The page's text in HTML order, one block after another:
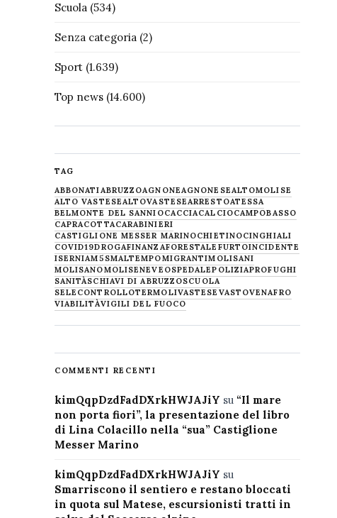
Scuola(534)
Senza categoria(2)
Sport(1.639)
Top news(14.600)
TAG
ABBONATIABRUZZOAGNONEAGNONESEALTOMOLISE
ALTO VASTESEALTOVASTESEARRESTOATESSA
BELMONTE DEL SANNIOCACCIACALCIOCAMPOBASSO
CAPRACOTTACARABINIERI
CASTIGLIONE MESSER MARINOCHIETINOCINGHIALI
COVID19DROGAFINANZAFORESTALE FURTOINCIDENTE
ISERNIAM5SMALTEMPOMIGRANTIMOLISANI
MOLISANOMOLISENEVE OSPEDALEPOLIZIAPROFUGHI
SANITÀSCHIAVI DI ABRUZZOSCUOLA
SELECONTROLLOTERMOLIVASTESE VASTOVENAFRO
VIABILITÀVIGILI DEL FUOCO
COMMENTI RECENTI
kimQqpDzdFadDXrkHWJAJiY su “Il mare
non porta fiori”, la presentazione del libro
di Lina Colacillo nella “sua” Castiglione
Messer Marino
kimQqpDzdFadDXrkHWJAJiY su
Smarriscono il sentiero e restano bloccati
in quota sul Matese, escursionisti tratti in